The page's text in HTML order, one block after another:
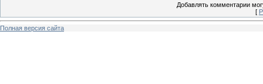
Добавлять комментарии
[
Полная версия сайта